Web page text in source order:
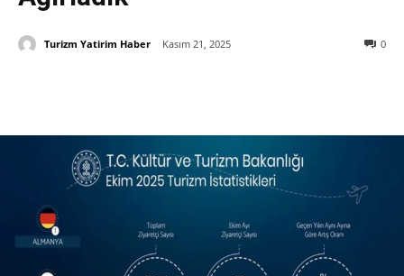
0
Turizm Yatirim Haber Kasım 21, 2025